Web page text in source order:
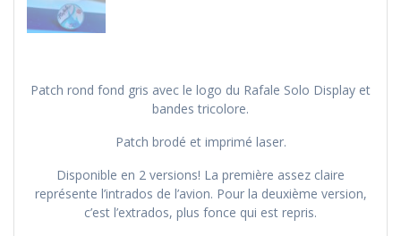
Patch rond fond gris avec le logo du Rafale Solo Display et
bandes tricolore.
Patch brodé et imprimé laser.
Disponible en 2 versions! La première assez claire
représente l’intrados de l’avion. Pour la deuxième version,
c’est l’extrados, plus fonce qui est repris.